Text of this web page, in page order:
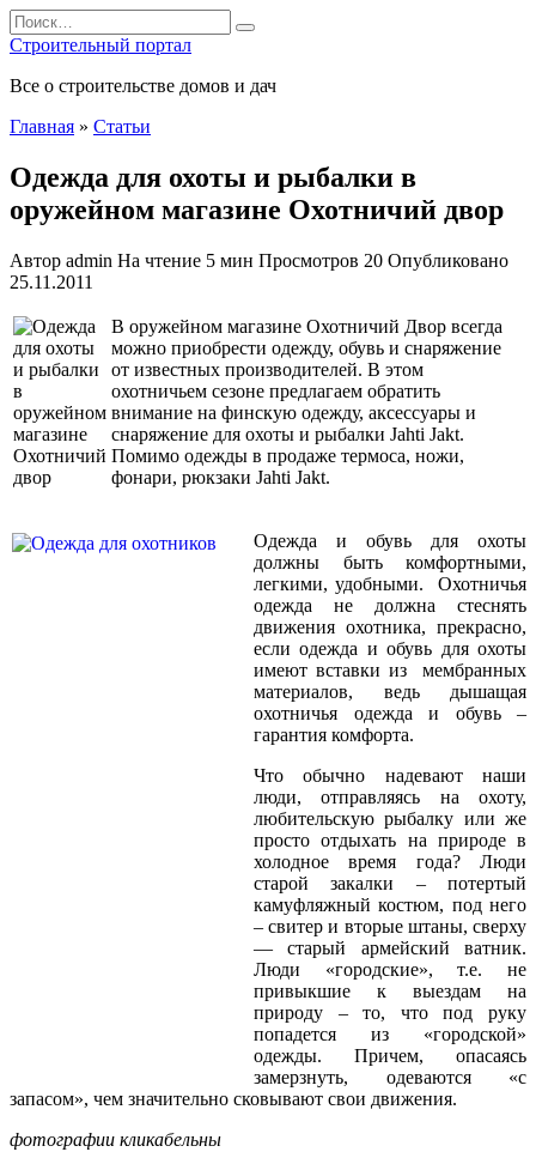
Перейти
к
содержанию
Search
for:
Строительный портал
Все о строительстве домов и дач
Главная » Статьи
Одежда для охоты и рыбалки в
оружейном магазине Охотничий двор
Автор admin На чтение 5 мин Просмотров 20 Опубликовано
25.11.2011
В оружейном магазине Охотничий Двор всегда
можно приобрести одежду, обувь и снаряжение
от известных производителей. В этом
охотничьем сезоне предлагаем обратить
внимание на финскую одежду, аксессуары и
снаряжение для охоты и рыбалки Jahti Jakt.
Помимо одежды в продаже термоса, ножи,
фонари, рюкзаки Jahti Jakt.
Одежда и обувь для охоты
должны быть комфортными,
легкими, удобными. Охотничья
одежда не должна стеснять
движения охотника, прекрасно,
если одежда и обувь для охоты
имеют вставки из мембранных
материалов, ведь дышащая
охотничья одежда и обувь –
гарантия комфорта.
Что обычно надевают наши
люди, отправляясь на охоту,
любительскую рыбалку или же
просто отдыхать на природе в
холодное время года? Люди
старой закалки – потертый
камуфляжный костюм, под него
– свитер и вторые штаны, сверху
— старый армейский ватник.
Люди «городские», т.е. не
привыкшие к выездам на
природу – то, что под руку
попадется из «городской»
одежды. Причем, опасаясь
замерзнуть, одеваются «с
запасом», чем значительно сковывают свои движения.
фотографии кликабельны